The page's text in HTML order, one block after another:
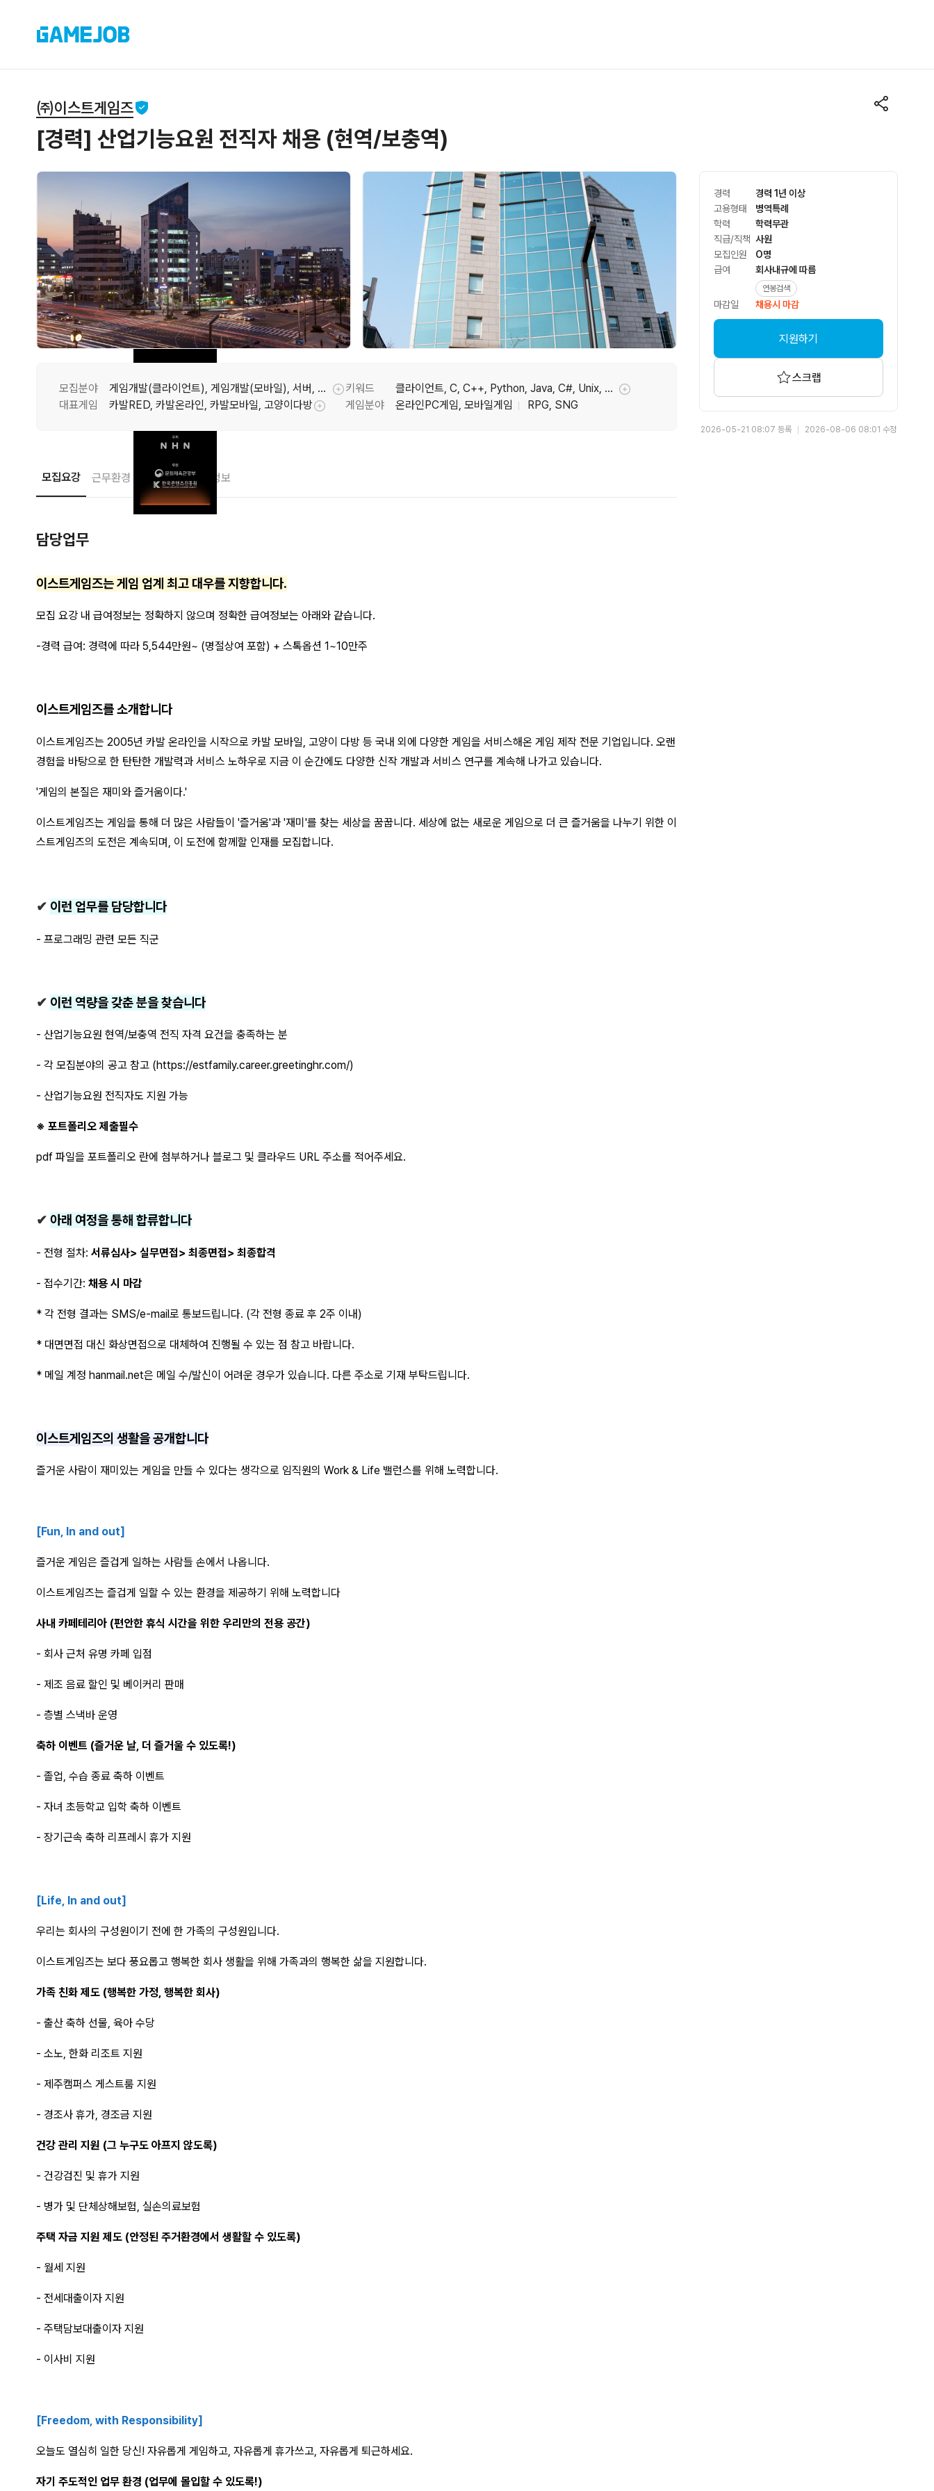
㈜이스트게임즈
[경력] 산업기능요원 전직자 채용 (현역/보충역)
모집분야 게임개발(클라이언트), 게임개발(모바일), 서버, 네트워크, 시스템·DB 키워드 클라이언트, C, C++, Python, Java, C#, Unix, Linux, 게임프로그래머, Swift, Kotlin
대표게임 카발RED, 카발온라인, 카발모바일, 고양이다방 게임분야 온라인PC게임, 모바일게임 RPG, SNG
경력
경력 1년 이상
고용형태
병역특례
학력
학력무관
직급/직책 사원
모집인원
O명
급여
회사내규에 따름
연봉검색
마감일 채용시 마감
지원하기
스크랩
2026-05-21 08:07 등록 2026-08-06 08:01 수정
모집요강 근무환경 접수안내 기업정보
담당업무